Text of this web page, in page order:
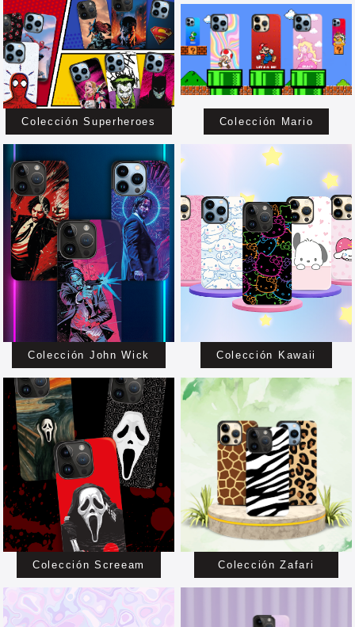
Colección Superheroes Colección Mario
Colección John Wick Colección Kawaii
Colección Screeam Colección Zafari